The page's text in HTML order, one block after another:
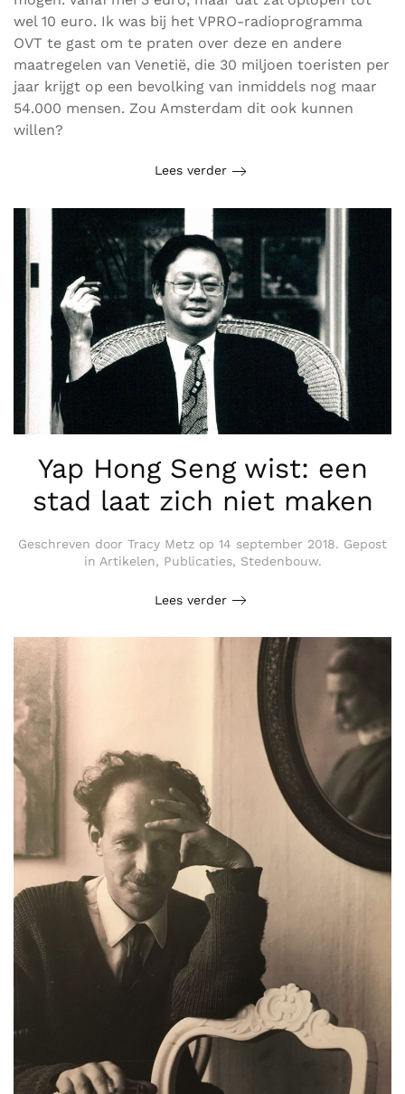
wel 10 euro. Ik was bij het VPRO-radioprogramma
OVT te gast om te praten over deze en andere
maatregelen van Venetië, die 30 miljoen toeristen per
jaar krijgt op een bevolking van inmiddels nog maar
54.000 mensen. Zou Amsterdam dit ook kunnen
willen?
Lees verder
Yap Hong Seng wist: een
stad laat zich niet maken
Geschreven door Tracy Metz op 14 september 2018. Gepost
in Artikelen, Publicaties, Stedenbouw.
Lees verder